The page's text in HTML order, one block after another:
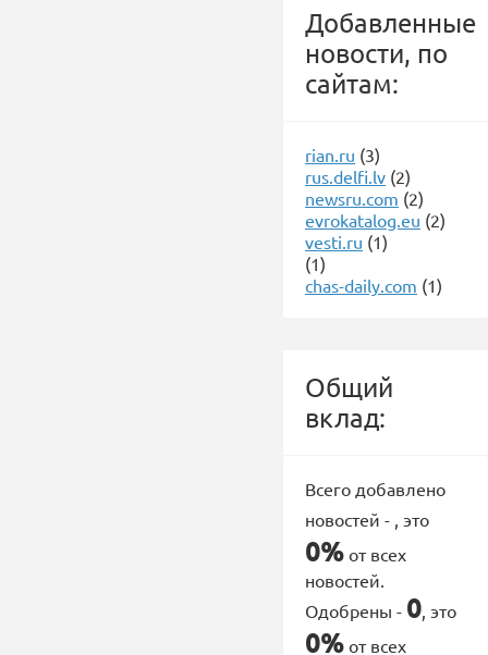
Добавленные
новости, по
сайтам:
rian.ru (3)
rus.delfi.lv (2)
newsru.com (2)
evrokatalog.eu (2)
vesti.ru (1)
(1)
chas-daily.com (1)
Общий
вклад:
Всего добавлено
новостей - , это
0% от всех
новостей.
Одобрены - 0, это
0% от всех